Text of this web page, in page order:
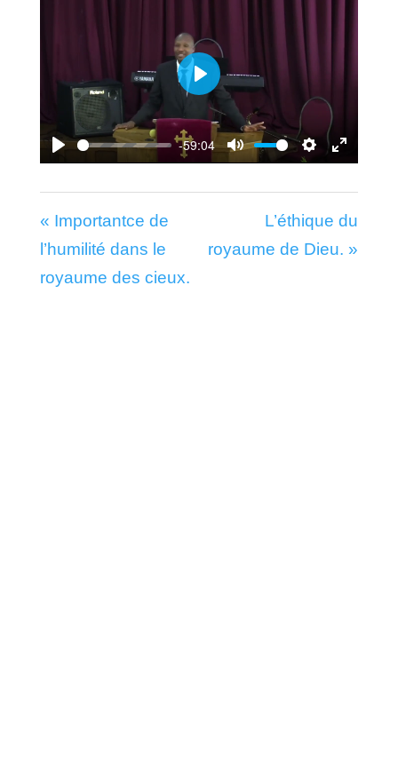
Play
-59:04
Mute Settings
Enter
Play
« Importantce de
l’humilité dans le
royaume des cieux.
L’éthique du
royaume de Dieu. »